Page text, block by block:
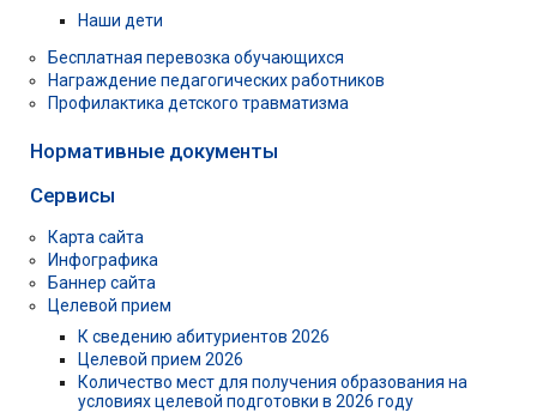
Наши дети
Бесплатная перевозка обучающихся
Награждение педагогических работников
Профилактика детского травматизма
Нормативные документы
Сервисы
Карта сайта
Инфографика
Баннер сайта
Целевой прием
К сведению абитуриентов 2026
Целевой прием 2026
Количество мест для получения образования на
условиях целевой подготовки в 2026 году